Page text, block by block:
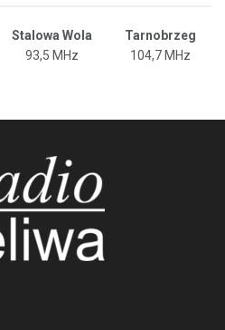
Stalowa Wola
Tarnobrzeg
93,5 MHz 104,7 MHz